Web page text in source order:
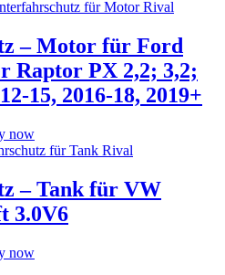
Produktseite
werden
– Motor für Ford
Raptor PX 2,2; 3,2;
15, 2016-18, 2019+
€
€
nowDieses
Produkt
mehrere
Varianten
auf.
Optionen
können
– Tank für VW
3.0V6
nowDieses